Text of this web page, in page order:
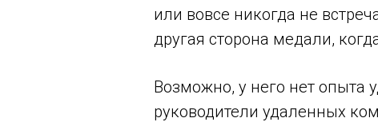
или вовсе никогда не
другая сторона медали,
Возможно, у него нет опыта
руководители удаленных